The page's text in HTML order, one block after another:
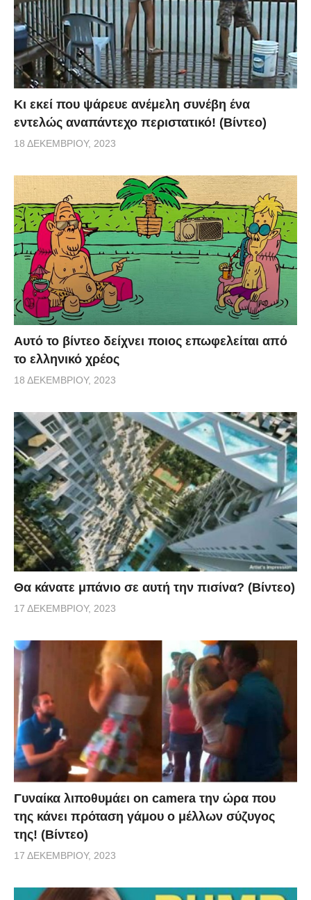
Κι εκεί που ψάρευε ανέμελη συνέβη ένα
εντελώς αναπάντεχο περιστατικό! (Βίντεο)
18 ΔΕΚΕΜΒΡΊΟΥ, 2023
Αυτό το βίντεο δείχνει ποιος επωφελείται από
το ελληνικό χρέος
18 ΔΕΚΕΜΒΡΊΟΥ, 2023
Θα κάνατε μπάνιο σε αυτή την πισίνα? (Βίντεο)
17 ΔΕΚΕΜΒΡΊΟΥ, 2023
Γυναίκα λιποθυμάει on camera την ώρα που
της κάνει πρόταση γάμου ο μέλλων σύζυγος
της! (Βίντεο)
17 ΔΕΚΕΜΒΡΊΟΥ, 2023